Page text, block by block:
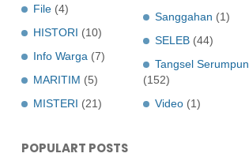
File (4)
HISTORI (10)
Info Warga (7)
MARITIM (5)
MISTERI (21)
Sanggahan (1)
SELEB (44)
Tangsel Serumpun
(152)
Video (1)
POPULART POSTS